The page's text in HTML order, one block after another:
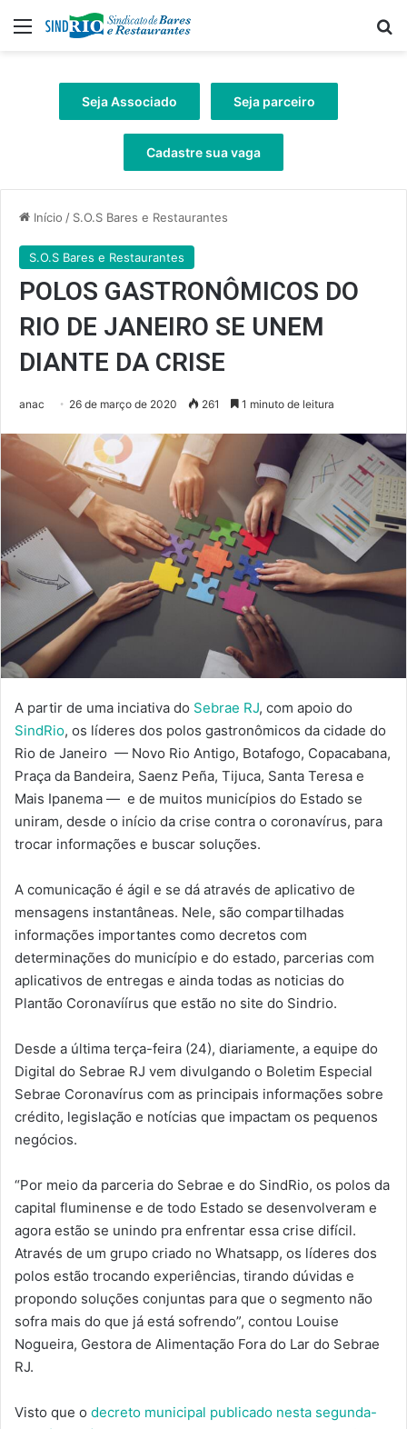
Menu
Seja Associado Seja parceiro
Cadastre sua vaga
Início / S.O.S Bares e Restaurantes
S.O.S Bares e Restaurantes
POLOS GASTRONÔMICOS DO
RIO DE JANEIRO SE UNEM
DIANTE DA CRISE
anac 26 de março de 2020 261 1 minuto de leitura
A partir de uma inciativa do Sebrae RJ, com apoio do
SindRio, os líderes dos polos gastronômicos da cidade do
Rio de Janeiro — Novo Rio Antigo, Botafogo, Copacabana,
Praça da Bandeira, Saenz Peña, Tijuca, Santa Teresa e
Mais Ipanema — e de muitos municípios do Estado se
uniram, desde o início da crise contra o coronavírus, para
trocar informações e buscar soluções.
A comunicação é ágil e se dá através de aplicativo de
mensagens instantâneas. Nele, são compartilhadas
informações importantes como decretos com
determinações do município e do estado, parcerias com
aplicativos de entregas e ainda todas as noticias do
Plantão Coronavíírus que estão no site do Sindrio.
Desde a última terça-feira (24), diariamente, a equipe do
Digital do Sebrae RJ vem divulgando o Boletim Especial
Sebrae Coronavírus com as principais informações sobre
crédito, legislação e notícias que impactam os pequenos
negócios.
“Por meio da parceria do Sebrae e do SindRio, os polos da
capital fluminense e de todo Estado se desenvolveram e
agora estão se unindo pra enfrentar essa crise difícil.
Através de um grupo criado no Whatsapp, os líderes dos
polos estão trocando experiências, tirando dúvidas e
propondo soluções conjuntas para que o segmento não
sofra mais do que já está sofrendo”, contou Louise
Nogueira, Gestora de Alimentação Fora do Lar do Sebrae
RJ.
Visto que o decreto municipal publicado nesta segunda-